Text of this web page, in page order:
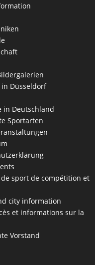
Düsseldorf
in Deutschland
Sportarten
sport de compétition et
city information
et informations sur la
Vorstand